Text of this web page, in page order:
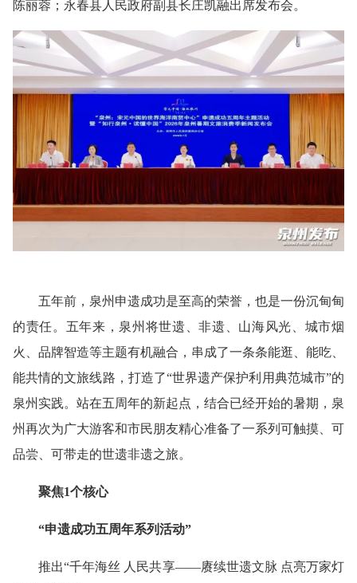
陈丽蓉；永春县人民政府副县长庄凯融出席发布会。
五年前，泉州申遗成功是至高的荣誉，也是一份沉甸甸
的责任。五年来，泉州将世遗、非遗、山海风光、城市烟
火、品牌智造等主题有机融合，串成了一条条能逛、能吃、
能共情的文旅线路，打造了“世界遗产保护利用典范城市”的
泉州实践。站在五周年的新起点，结合已经开始的暑期，泉
州再次为广大游客和市民朋友精心准备了一系列可触摸、可
品尝、可带走的世遗非遗之旅。
聚焦1个核心
“申遗成功五周年系列活动”
推出“千年海丝 人民共享——赓续世遗文脉 点亮万家灯